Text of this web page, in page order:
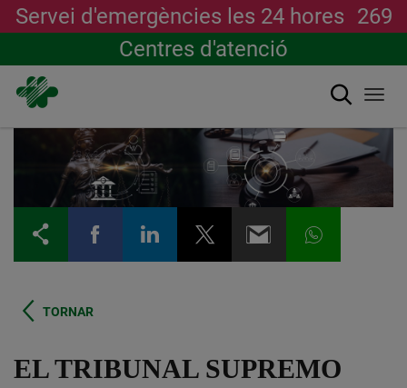
Servei d'emergències les 24 hores 269
Centres d'atenció
Cerca
TORNAR
EL TRIBUNAL SUPREMO